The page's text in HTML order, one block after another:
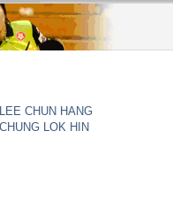
CHUN HANG
LOK HIN